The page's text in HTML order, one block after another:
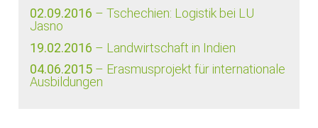
02.09.2016 – Tschechien: Logistik bei LU
Jasno
19.02.2016 – Landwirtschaft in Indien
04.06.2015 – Erasmusprojekt für internationale
Ausbildungen